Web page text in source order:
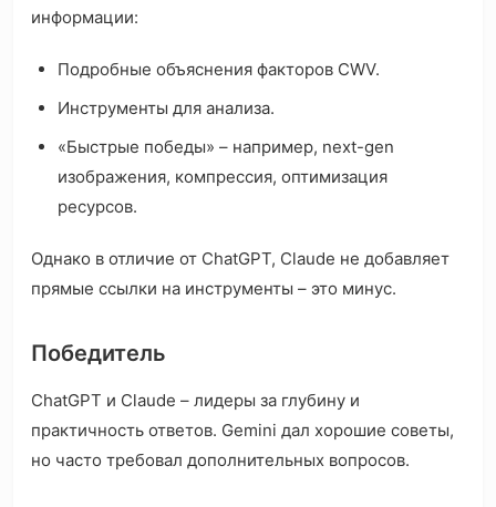
информации:
Подробные объяснения факторов CWV.
Инструменты для анализа.
«Быстрые победы» – например, next-gen
изображения, компрессия, оптимизация
ресурсов.
Однако в отличие от ChatGPT, Claude не добавляет
прямые ссылки на инструменты – это минус.
Победитель
ChatGPT и Claude – лидеры за глубину и
практичность ответов. Gemini дал хорошие советы,
но часто требовал дополнительных вопросов.